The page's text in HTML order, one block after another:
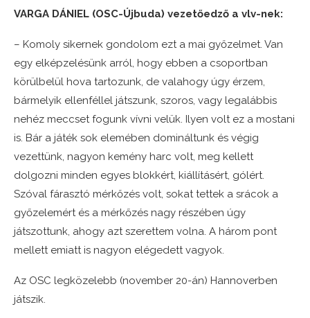
VARGA DÁNIEL (OSC-Újbuda) vezetőedző a vlv-nek:
– Komoly sikernek gondolom ezt a mai győzelmet. Van
egy elképzelésünk arról, hogy ebben a csoportban
körülbelül hova tartozunk, de valahogy úgy érzem,
bármelyik ellenféllel játszunk, szoros, vagy legalábbis
nehéz meccset fogunk vívni velük. Ilyen volt ez a mostani
is. Bár a játék sok elemében domináltunk és végig
vezettünk, nagyon kemény harc volt, meg kellett
dolgozni minden egyes blokkért, kiállításért, gólért.
Szóval fárasztó mérkőzés volt, sokat tettek a srácok a
győzelemért és a mérkőzés nagy részében úgy
játszottunk, ahogy azt szerettem volna. A három pont
mellett emiatt is nagyon elégedett vagyok.
Az OSC legközelebb (november 20-án) Hannoverben
játszik.